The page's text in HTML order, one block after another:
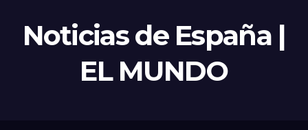
Noticias de España |
EL MUNDO